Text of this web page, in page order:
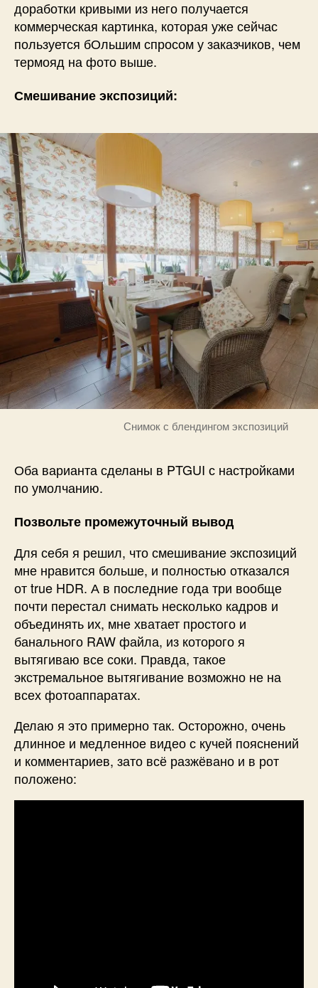
доработки кривыми из него получается
коммерческая картинка, которая уже сейчас
пользуется бОльшим спросом у заказчиков, чем
термояд на фото выше.
Смешивание экспозиций:
Снимок с блендингом экспозиций
Оба варианта сделаны в PTGUI с настройками
по умолчанию.
Позвольте промежуточный вывод
Для себя я решил, что смешивание экспозиций
мне нравится больше, и полностью отказался
от true HDR. А в последние года три вообще
почти перестал снимать несколько кадров и
объединять их, мне хватает простого и
банального RAW файла, из которого я
вытягиваю все соки. Правда, такое
экстремальное вытягивание возможно не на
всех фотоаппаратах.
Делаю я это примерно так. Осторожно, очень
длинное и медленное видео с кучей пояснений
и комментариев, зато всё разжёвано и в рот
положено: